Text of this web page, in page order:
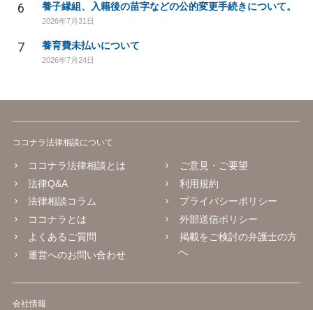
6 養子縁組、入籍後の苗字などの公的変更手続きについて。
2026年7月31日
7 養育費未払いについて
2026年7月24日
ココナラ法律相談について
ココナラ法律相談とは
法律Q&A
法律相談コラム
ココナラとは
よくあるご質問
運営へのお問い合わせ
ご意見・ご要望
利用規約
プライバシーポリシー
外部送信ポリシー
掲載をご検討の弁護士の方
へ
会社情報